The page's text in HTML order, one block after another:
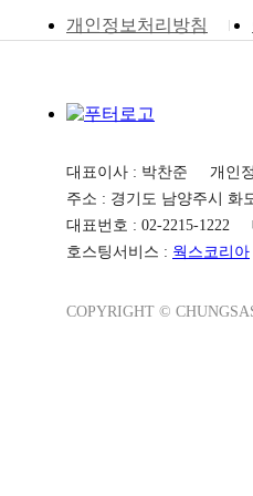
개인정보처리방침
대표이사 : 박찬준 개인
주소 : 경기도 남양주시 화
대표번호 : 02-2215-1222
호스팅서비스 : 웍스코리아
COPYRIGHT ©